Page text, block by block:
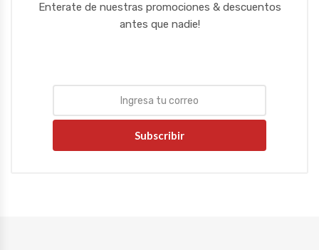
Enterate de nuestras promociones & descuentos
antes que nadie!
Subscribir